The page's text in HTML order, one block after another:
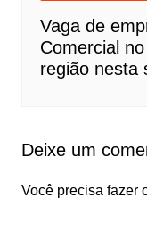
Vaga de
Comercial
região nesta
Deixe um
Você precisa fazer